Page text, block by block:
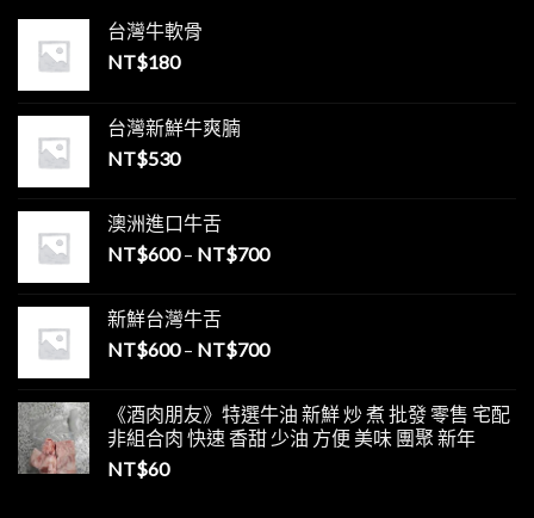
台灣牛軟骨
NT$180
台灣新鮮牛爽腩
NT$530
澳洲進口牛舌
NT$600– NT$700
新鮮台灣牛舌
NT$600– NT$700
《酒肉朋友》特選牛油 新鮮 炒 煮 批發 零售 宅配
非組合肉 快速 香甜 少油 方便 美味 團聚 新年
NT$60